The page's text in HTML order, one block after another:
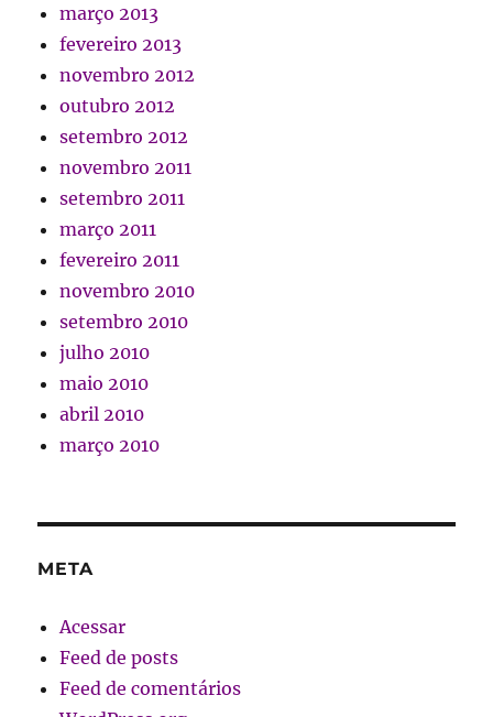
março 2013
fevereiro 2013
novembro 2012
outubro 2012
setembro 2012
novembro 2011
setembro 2011
março 2011
fevereiro 2011
novembro 2010
setembro 2010
julho 2010
maio 2010
abril 2010
março 2010
META
Acessar
Feed de posts
Feed de comentários